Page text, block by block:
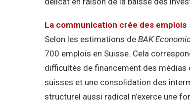
La communication crée des emplois
Selon les estimations de BAK
700 emplois en Suisse. Cela
difficultés de financement des
suisses et une consolidation des
structurel aussi radical n’exerce une